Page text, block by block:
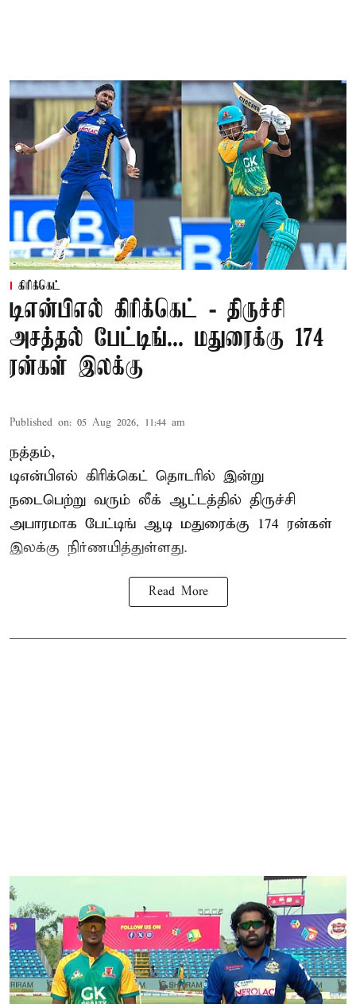
கிரிக்கெட்
டிஎன்பிஎல் கிரிக்கெட் - திருச்சி
அசத்தல் பேட்டிங்... மதுரைக்கு 174
ரன்கள் இலக்கு
Published on: 05 Aug 2026, 11:44 am
நத்தம்,
டிஎன்பிஎல் கிரிக்கெட் தொடரில் இன்று
நடைபெற்று வரும் லீக் ஆட்டத்தில் திருச்சி
அபாரமாக பேட்டிங் ஆடி மதுரைக்கு 174 ரன்கள்
இலக்கு நிர்ணயித்துள்ளது.
Read More